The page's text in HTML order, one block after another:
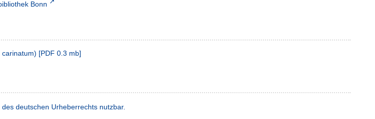
Bonn
carinatum) [PDF 0.3 mb]
deutschen Urheberrechts nutzbar.